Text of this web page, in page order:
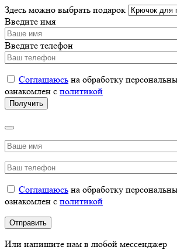
Здесь можно выбрать подарок
Введите имя
Введите телефон
Соглашаюсь на обработку
ознакомлен с политикой
Соглашаюсь на обработку
ознакомлен с политикой
Или напишите нам в любой мессенджер